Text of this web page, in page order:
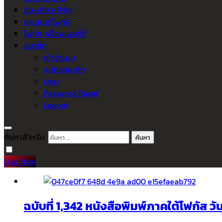
กิน-เที่ยว-ที่พัก
ยานยนต์โฟกัส
โฟกัส พร็อพเพอร์ตี้
สมาชิก
เข้าสู่ระบบ
สมัครสมาชิก
User
Password Reset
Logout
ค้นหาสำหรับ:
Live Now
ฉบับที่ 1,342 หนังสือพิมพ์ภาคใต้โฟกัส วั